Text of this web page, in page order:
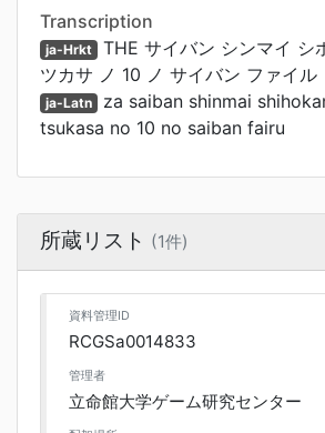
Transcription
ja-Hrkt THE サイバン シンマイ シ
ツカサ ノ 10 ノ サイバン ファイル
ja-Latn za saiban shinmai
tsukasa no 10 no saiban fairu
所蔵リスト (1件)
資料管理ID
RCGSa0014833
管理者
立命館大学ゲーム研究センター